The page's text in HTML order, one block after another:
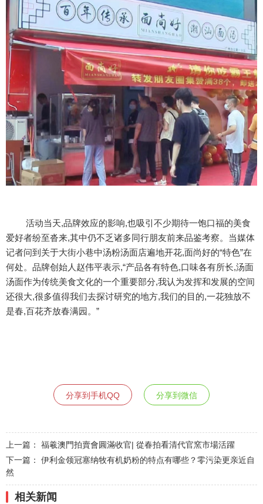
活动当天,品牌效应的影响,也吸引不少期待一饱口福的美食
爱好者纷至沓来,其中仍不乏诸多同行朋友前来品鉴考察。当媒体
记者问到关于大街小巷中汤粉汤面店遍地开花,面尚好的“特色”在
何处。品牌创始人赵伟平表示,“产品各有特色,口味各有所长,汤面
汤面作为传统美食文化的一个重要部分,我认为发挥和发展的空间
还很大,很多值得我们去探讨研究的地方,我们的目的,一花独放不
是春,百花齐放春满园。”
分享到手机QQ 分享到微信
上一篇： 福羲澳門拍賣會圓滿收官| 從春拍看清代官窯市場活躍
下一篇： 伊利金领冠塞纳牧有机奶粉的特点有哪些？零污染更亲近自
然
相关新闻